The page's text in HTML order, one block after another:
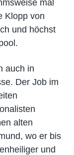
mal
Klopp von
und höchst
auch in
Der Job im
alten
wo er bis
und